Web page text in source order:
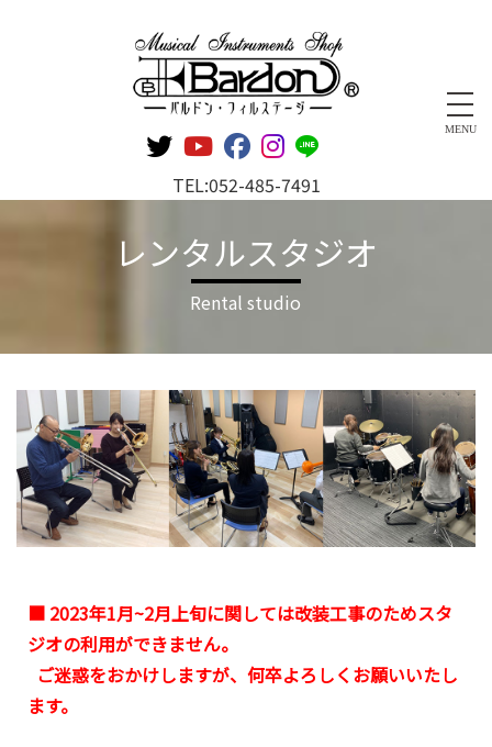
MENU
TEL:052-485-7491
レンタルスタジオ
Rental studio
■ 2023年1月~2月上旬に関しては改装工事のためスタ
ジオの利用ができません。
ご迷惑をおかけしますが、何卒よろしくお願いいたし
ます。